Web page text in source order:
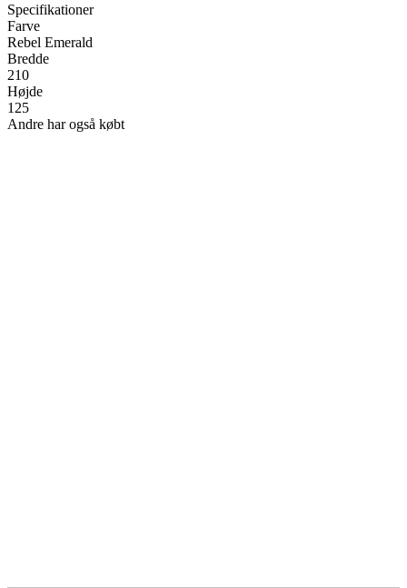
Specifikationer
Farve
Rebel Emerald
Bredde
210
Højde
125
Andre har også købt